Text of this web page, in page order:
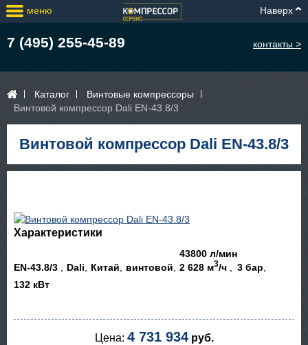
меню Наверх
7 (495) 255-45-89 контакты >
Каталог
Винтовые компрессоры
Винтовой компрессор Dali EN-43.8/3
Винтовой компрессор Dali EN-43.8/3
Характеристики
EN-43.8/3 Dali Китай винтовой
43800 л/мин
2 628 м3/ч
3 бар
132 кВт
Цена: 4 731 934 руб.